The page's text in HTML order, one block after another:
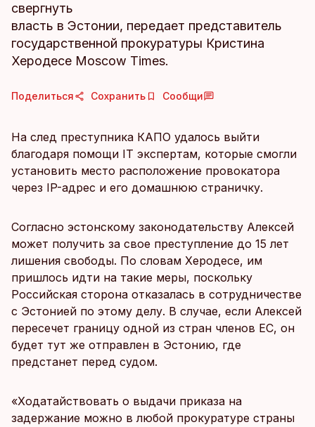
свергнуть
власть в Эстонии, передает представитель
государственной прокуратуры Кристина
Херодесе Moscow Times.
Поделиться Сохранить Сообщи
На след преступника КАПО удалось выйти
благодаря помощи IT экспертам, которые смогли
установить место расположение провокатора
через IP-адрес и его домашнюю страничку.
Согласно эстонскому законодательству Алексей
может получить за свое преступление до 15 лет
лишения свободы. По словам Херодесе, им
пришлось идти на такие меры, поскольку
Российская сторона отказалась в сотрудничестве
с Эстонией по этому делу. В случае, если Алексей
пересечет границу одной из стран членов ЕС, он
будет тут же отправлен в Эстонию, где
предстанет перед судом.
«Ходатайствовать о выдачи приказа на
задержание можно в любой прокуратуре страны